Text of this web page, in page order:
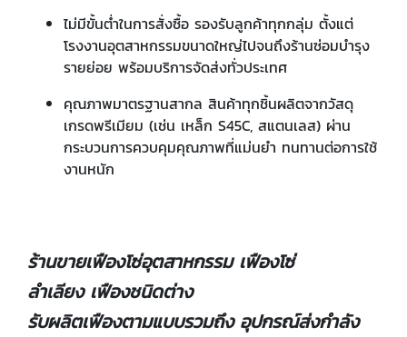
ไม่มีขั้นต่ำในการสั่งซื้อ รองรับลูกค้าทุกกลุ่ม ตั้งแต่
โรงงานอุตสาหกรรมขนาดใหญ่ไปจนถึงร้านซ่อมบำรุง
รายย่อย พร้อมบริการจัดส่งทั่วประเทศ
คุณภาพมาตรฐานสากล สินค้าทุกชิ้นผลิตจากวัสดุ
เกรดพรีเมียม (เช่น เหล็ก S45C, สแตนเลส) ผ่าน
กระบวนการควบคุมคุณภาพที่แม่นยำ ทนทานต่อการใช้
งานหนัก
ร้านขายเฟืองโซ่อุตสาหกรรม เฟืองโซ่
ลำเลียง เฟืองชนิดต่าง
รับผลิตเฟืองตามแบบรวมถึง อุปกรณ์ส่งกำลัง